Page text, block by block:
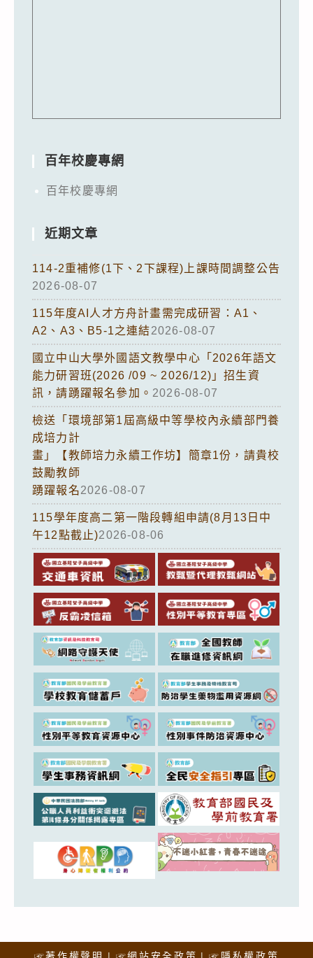
百年校慶專網
百年校慶專網
近期文章
114-2重補修(1下、2下課程)上課時間調整公告
2026-08-07
115年度AI人才方舟計畫需完成研習：A1、
A2、A3、B5-1之連結2026-08-07
國立中山大學外國語文教學中心「2026年語文
能力研習班(2026 /09 ~ 2026/12)」招生資
訊，請踴躍報名參加。 2026-08-07
檢送「環境部第1屆高級中等學校內永續部門養
成培力計
畫」【教師培力永續工作坊】簡章1份，請貴校
鼓勵教師
踴躍報名2026-08-07
115學年度高二第一階段轉組申請(8月13日中
午12點截止)2026-08-06
☞著作權聲明 ☞網站安全政策 ☞隱私權政策